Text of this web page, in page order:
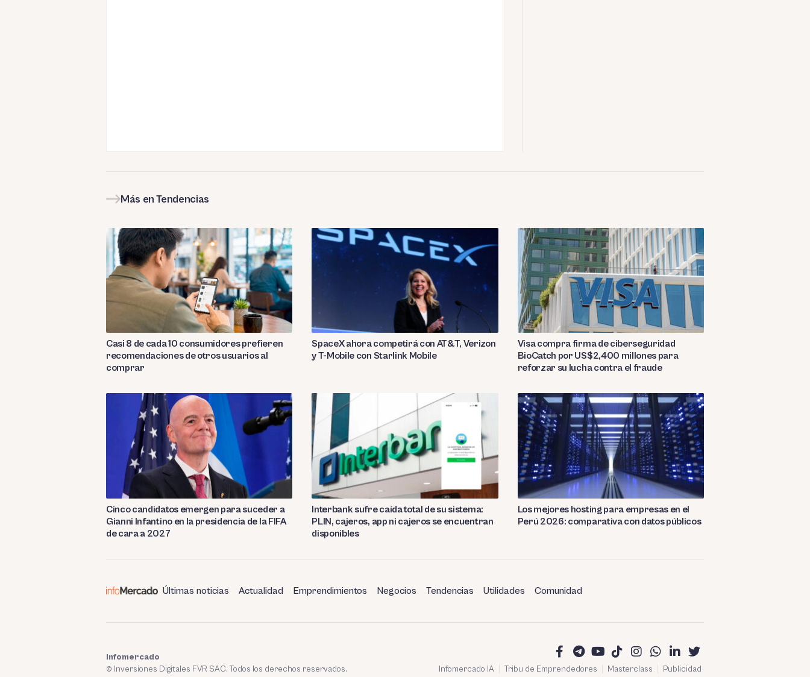
Más en Tendencias
Casi 8 de cada 10 consumidores prefieren
recomendaciones de otros usuarios al
comprar
SpaceX ahora competirá con AT&T, Verizon
y T-Mobile con Starlink Mobile
Visa compra firma de ciberseguridad
BioCatch por US$2,400 millones para
reforzar su lucha contra el fraude
Cinco candidatos emergen para suceder a
Gianni Infantino en la presidencia de la FIFA
de cara a 2027
Interbank sufre caída total de su sistema:
PLIN, cajeros, app ni cajeros se encuentran
disponibles
Los mejores hosting para empresas en el
Perú 2026: comparativa con datos públicos
Últimas noticias Actualidad Emprendimientos Negocios Tendencias Utilidades Comunidad
Infomercado IA Tribu de Emprendedores Masterclass
Publicidad
Infomercado
© Inversiones Digitales FVR SAC. Todos los derechos reservados.